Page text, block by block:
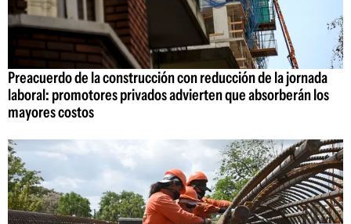
Preacuerdo de la construcción con reducción de la jornada
laboral: promotores privados advierten que absorberán los
mayores costos